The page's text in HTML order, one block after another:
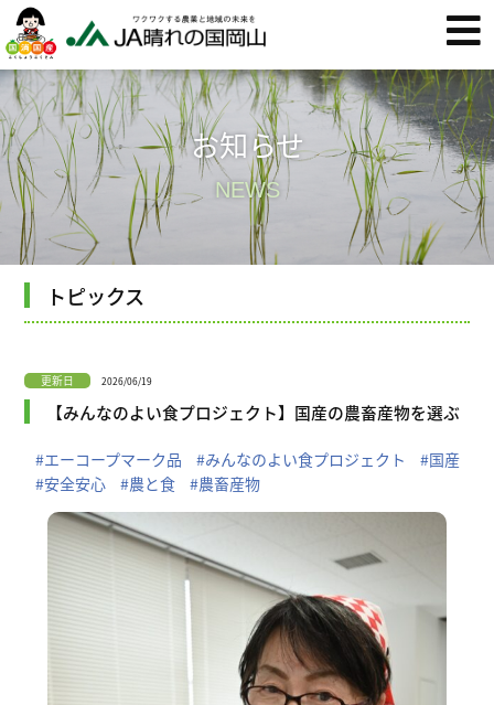
お知らせ
NEWS
トピックス
更新日 2026/06/19
【みんなのよい食プロジェクト】国産の農畜産物を選ぶ
#エーコープマーク品 #みんなのよい食プロジェクト
#国産
#安全安心
#農と食 #農畜産物